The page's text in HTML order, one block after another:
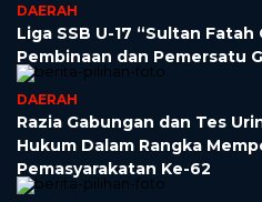
DAERAH
Liga SSB U-17 “Sultan Fatah
Pembinaan dan Pemersatu
DAERAH
Razia Gabungan dan Tes
Hukum Dalam Rangka
Pemasyarakatan Ke-62